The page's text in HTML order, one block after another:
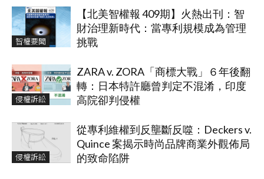
智權要聞
【北美智權報 409期】火熱出刊：智
財治理新時代：當專利規模成為管理
挑戰
侵權訴訟
ZARA v. ZORA「商標大戰」６年後翻
轉：日本特許廳曾判定不混淆，印度
高院卻判侵權
侵權訴訟
從專利維權到反壟斷反噬：Deckers v.
Quince 案揭示時尚品牌商業外觀佈局
的致命陷阱